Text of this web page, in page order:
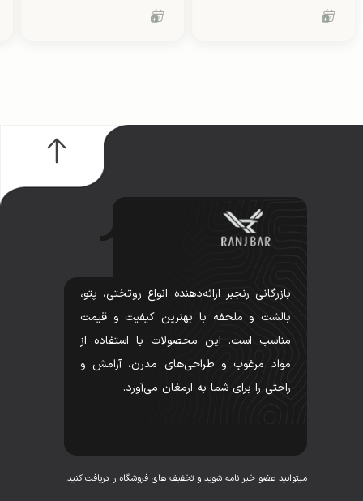
بازرگانی رنجبر ارائه‌دهنده انواع روتختی، پتو،
بالشت و ملحفه با بهترین کیفیت و قیمت
مناسب است. این محصولات با استفاده از
مواد مرغوب و طراحی‌های مدرن، آرامش و
راحتی را برای شما به ارمغان می‌آورد.
میتوانید عضو خبر نامه شوید و تخفیف های فروشگاه را دریافت کنید.